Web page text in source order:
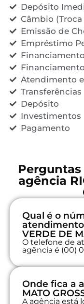
Depósito
Câmbio
Emissão de
Empréstimo
Atendimento
Transferências
Depósito
Investimentos
Pagamento
agência
Qual é o
VERDE DE
O telefone de
agência é (00)
Onde fica a
MATO
A agência está